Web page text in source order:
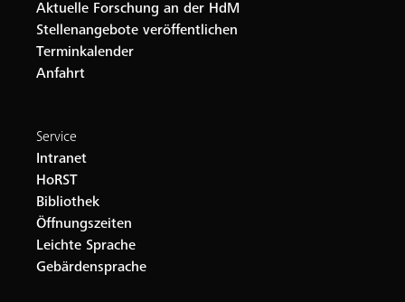
Aktuelle Forschung an der HdM
Stellenangebote veröffentlichen
Terminkalender
Anfahrt
Service
Intranet
HoRST
Bibliothek
Öffnungszeiten
Leichte Sprache
Gebärdensprache